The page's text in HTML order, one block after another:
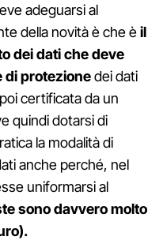
adeguarsi al
della novità è che èil
dei dati che deve
di protezionedei dati
certificata da un
quindi dotarsi di
la modalità di
anche perché, nel
uniformarsi al
sono davvero molto